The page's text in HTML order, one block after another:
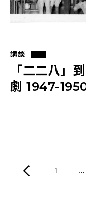
講談
「二二八」
劇 1947-
1 ...